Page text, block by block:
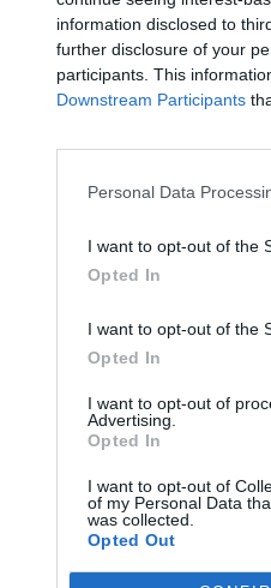
information disclosed to
further disclosure of your
participants. This
Downstream Participants
Personal Data
I want to opt-out of the
Opted In
I want to opt-out of the
Opted In
I want to opt-out of
Advertising.
Opted In
I want to opt-out of
of my Personal Data
was collected.
Opted Out